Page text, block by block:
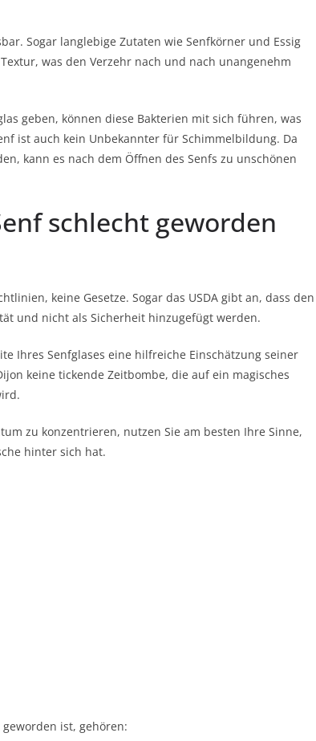
Sogar langlebige Zutaten wie Senfkörner und Essig
was den Verzehr nach und nach unangenehm
geben, können diese Bakterien mit sich führen, was
ist auch kein Unbekannter für Schimmelbildung. Da
kann es nach dem Öffnen des Senfs zu unschönen
schlecht geworden
keine Gesetze. Sogar das USDA gibt an, dass den
und nicht als Sicherheit hinzugefügt werden.
Ihres Senfglases eine hilfreiche Einschätzung seiner
keine tickende Zeitbombe, die auf ein magisches
zu konzentrieren, nutzen Sie am besten Ihre Sinne,
hinter sich hat.
ist, gehören: